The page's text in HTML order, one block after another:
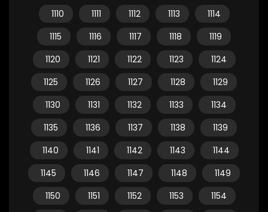
1110
1111 1112 1113
1114
1115
1116 1117 1118
1119
1120
1121 1122 1123
1124
1125
1126 1127 1128
1129
1130
1131 1132 1133
1134
1135
1136 1137 1138
1139
1140
1141 1142 1143
1144
1145
1146 1147 1148
1149
1150
1151 1152 1153
1154